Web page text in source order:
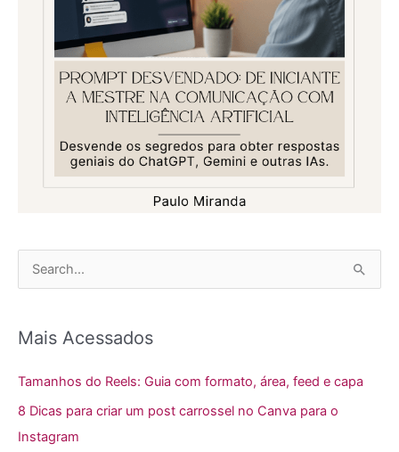
u
Mais Acessados
Tamanhos do Reels: Guia com formato, área, feed e capa
8 Dicas para criar um post carrossel no Canva para o
Instagram